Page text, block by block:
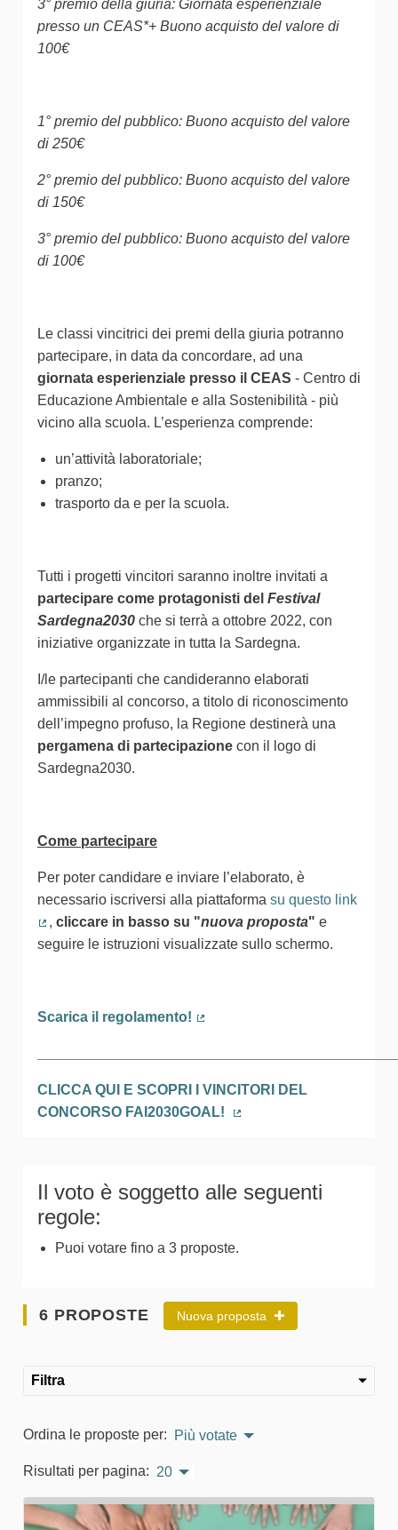
3° premio della giuria: Giornata esperienziale
presso un CEAS*+ Buono acquisto del valore di
100€
1° premio del pubblico: Buono acquisto del valore
di 250€
2° premio del pubblico: Buono acquisto del valore
di 150€
3° premio del pubblico: Buono acquisto del valore
di 100€
Le classi vincitrici dei premi della giuria potranno
partecipare, in data da concordare, ad una
giornata esperienziale presso il CEAS - Centro di
Educazione Ambientale e alla Sostenibilità - più
vicino alla scuola. L’esperienza comprende:
un’attività laboratoriale;
pranzo;
trasporto da e per la scuola.
Tutti i progetti vincitori saranno inoltre invitati a
partecipare come protagonisti del Festival
Sardegna2030 che si terrà a ottobre 2022, con
iniziative organizzate in tutta la Sardegna.
I/le partecipanti che candideranno elaborati
ammissibili al concorso, a titolo di riconoscimento
dell’impegno profuso, la Regione destinerà una
pergamena di partecipazione con il logo di
Sardegna2030.
Come partecipare
Per poter candidare e inviare l’elaborato, è
necessario iscriversi alla piattaforma su questo link
(Collegamento esterno)
, cliccare in basso su "nuova proposta" e
seguire le istruzioni visualizzate sullo schermo.
Scarica il regolamento!
CLICCA QUI E SCOPRI I VINCITORI DEL
CONCORSO FAI2030GOAL!
Il voto è soggetto alle seguenti
regole:
Puoi votare fino a 3 proposte.
6 PROPOSTE Nuova proposta
Filtra
Ordina le proposte per: Più votate
Risultati per pagina: 20